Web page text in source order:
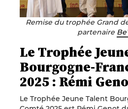
Remise du trophée Grand
partenaire
Le Trophée
Bourgogne-
2025 : Rémi
Le Trophée Jeune Talent